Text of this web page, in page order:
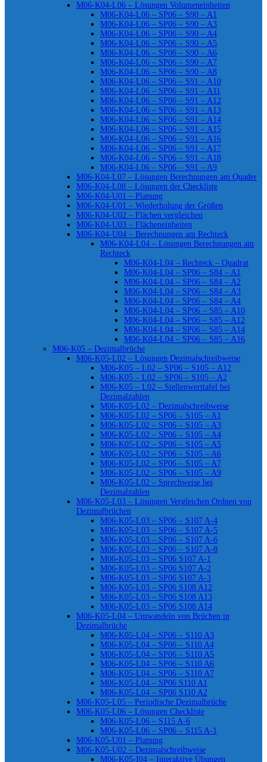
M06-K04-L06 – Lösungen Volumeneinheiten
M06-K04-L06 – SP06 – S90 – A1
M06-K04-L06 – SP06 – S90 – A3
M06-K04-L06 – SP06 – S90 – A4
M06-K04-L06 – SP06 – S90 – A5
M06-K04-L06 – SP06 – S90 – A6
M06-K04-L06 – SP06 – S90 – A7
M06-K04-L06 – SP06 – S90 – A8
M06-K04-L06 – SP06 – S91 – A10
M06-K04-L06 – SP06 – S91 – A11
M06-K04-L06 – SP06 – S91 – A12
M06-K04-L06 – SP06 – S91 – A13
M06-K04-L06 – SP06 – S91 – A14
M06-K04-L06 – SP06 – S91 – A15
M06-K04-L06 – SP06 – S91 – A16
M06-K04-L06 – SP06 – S91 – A17
M06-K04-L06 – SP06 – S91 – A18
M06-K04-L06 – SP06 – S91 – A9
M06-K04-L07 – Lösungen Berechnungen am Quader
M06-K04-L08 – Lösungen der Checkliste
M06-K04-U01 – Planung
M06-K04-U01 – Wiederholung der Größen
M06-K04-U02 – Flächen vergleichen
M06-K04-U03 – Flächeneinheiten
M06-K04-U04 – Berechnungen am Rechteck
M06-K04-L04 – Lösungen Berechnungen am
Rechteck
M06-K04-L04 – Rechteck – Quadrat
M06-K04-L04 – SP06 – S84 – A1
M06-K04-L04 – SP06 – S84 – A2
M06-K04-L04 – SP06 – S84 – A3
M06-K04-L04 – SP06 – S84 – A4
M06-K04-L04 – SP06 – S85 – A10
M06-K04-L04 – SP06 – S85 – A12
M06-K04-L04 – SP06 – S85 – A14
M06-K04-L04 – SP06 – S85 – A16
M06-K05 – Dezimalbrüche
M06-K05-L02 – Lösungen Dezimalschreibweise
M06-K05 – L02 – SP06 – S105 – A12
M06-K05 – L02 – SP06 – S105 – A2
M06-K05 – L02 – Stellenwerttafel bei
Dezimalzahlen
M06-K05-L02 – Dezimalschreibweise
M06-K05-L02 – SP06 – S105 – A1
M06-K05-L02 – SP06 – S105 – A3
M06-K05-L02 – SP06 – S105 – A4
M06-K05-L02 – SP06 – S105 – A5
M06-K05-L02 – SP06 – S105 – A6
M06-K05-L02 – SP06 – S105 – A7
M06-K05-L02 – SP06 – S105 – A9
M06-K05-L02 – Sprechweise bei
Dezimalzahlen
M06-K05-L03 – Lösungen Vergleichen Ordnen von
Dezimalbrüchen
M06-K05-L03 – SP06 – S107 A-4
M06-K05-L03 – SP06 – S107 A-5
M06-K05-L03 – SP06 – S107 A-6
M06-K05-L03 – SP06 – S107 A-8
M06-K05-L03 – SP06 S107 A-1
M06-K05-L03 – SP06 S107 A-2
M06-K05-L03 – SP06 S107 A-3
M06-K05-L03 – SP06 S108 A12
M06-K05-L03 – SP06 S108 A13
M06-K05-L03 – SP06 S108 A14
M06-K05-L04 – Umwandeln von Brüchen in
Dezimalbrüche
M06-K05-L04 – SP06 – S110 A3
M06-K05-L04 – SP06 – S110 A4
M06-K05-L04 – SP06 – S110 A5
M06-K05-L04 – SP06 – S110 A6
M06-K05-L04 – SP06 – S110 A7
M06-K05-L04 – SP06 S110 A1
M06-K05-L04 – SP06 S110 A2
M06-K05-L05 – Periodische Dezimalbrüche
M06-K05-L06 – Lösungen Checkliste
M06-K05-L06 – S115 A-6
M06-K05-L06 – SP06 – S115 A-1
M06-K05-U01 – Planung
M06-K05-U02 – Dezimalschreibweise
M06-K05-I04 – Interaktive Übungen